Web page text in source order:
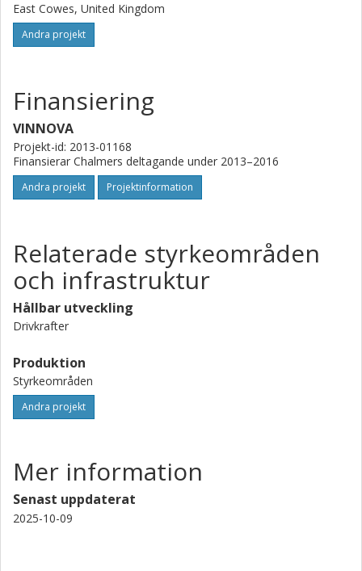
East Cowes, United Kingdom
Andra projekt
Finansiering
VINNOVA
Projekt-id: 2013-01168
Finansierar Chalmers deltagande under 2013–2016
Andra projekt Projektinformation
Relaterade styrkeområden
och infrastruktur
Hållbar utveckling
Drivkrafter
Produktion
Styrkeområden
Andra projekt
Mer information
Senast uppdaterat
2025-10-09